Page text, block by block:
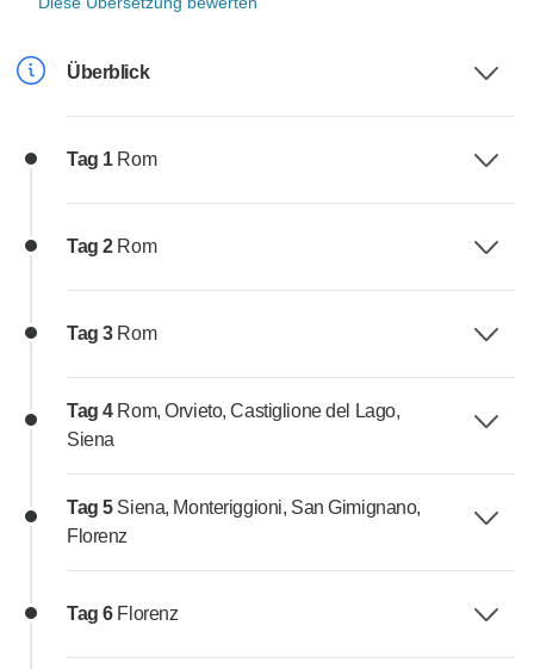
Überblick
Tag 1 Rom
Tag 2 Rom
Tag 3 Rom
Tag 4 Rom, Orvieto, Castiglione del Lago,
Siena
Tag 5 Siena, Monteriggioni, San Gimignano,
Florenz
Tag 6 Florenz